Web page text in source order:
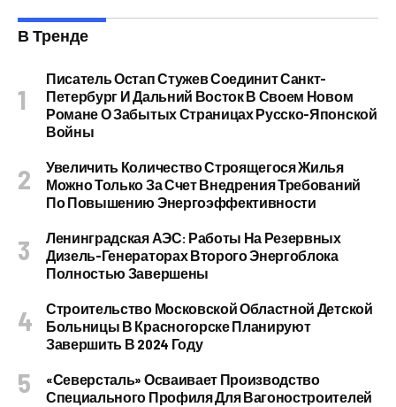
В Тренде
Писатель Остап Стужев Соединит Санкт-
Петербург И Дальний Восток В Своем Новом
Романе О Забытых Страницах Русско-Японской
Войны
Увеличить Количество Строящегося Жилья
Можно Только За Счет Внедрения Требований
По Повышению Энергоэффективности
Ленинградская АЭС: Работы На Резервных
Дизель-Генераторах Второго Энергоблока
Полностью Завершены
Строительство Московской Областной Детской
Больницы В Красногорске Планируют
Завершить В 2024 Году
«Северсталь» Осваивает Производство
Специального Профиля Для Вагоностроителей